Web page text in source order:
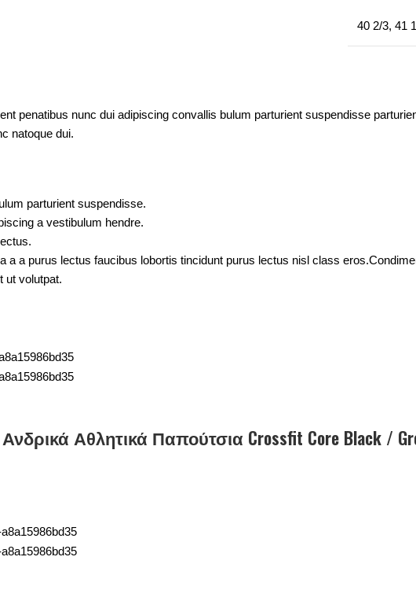
40 2/3, 41
penatibus nunc dui adipiscing convallis bulum parturient suspendisse
natoque dui.
parturient suspendisse.
a vestibulum hendre.
a a purus lectus faucibus lobortis tincidunt purus lectus nisl class
ut volutpat.
Αθλητικά Παπούτσια Crossfit Core Black /